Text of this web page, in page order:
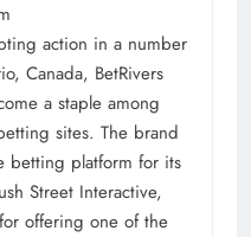
action in a number
Canada, BetRivers
a staple among
sites. The brand
betting platform for its
Street Interactive,
offering one of the